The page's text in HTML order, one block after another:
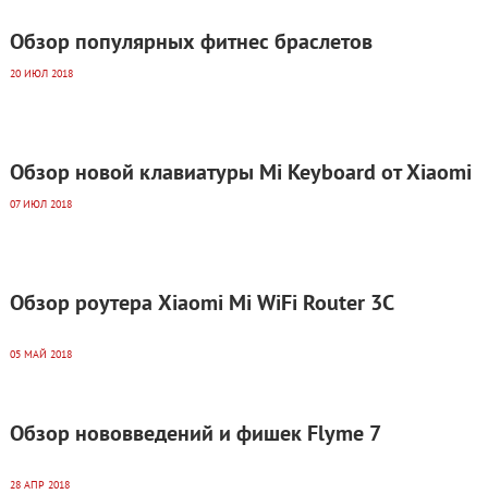
Обзор популярных фитнес браслетов
20 ИЮЛ 2018
Обзор новой клавиатуры Mi Keyboard от Xiaomi
07 ИЮЛ 2018
Обзор роутера Xiaomi Mi WiFi Router 3C
05 МАЙ 2018
Обзор нововведений и фишек Flyme 7
28 АПР 2018